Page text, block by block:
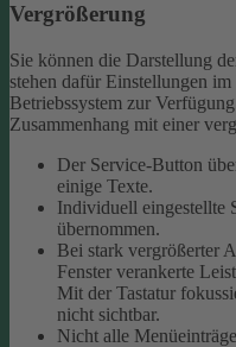
Vergrößerung
Sie können die Darstellung
stehen dafür Einstellungen
Betriebssystem zur
Zusammenhang mit einer
Der Service-Button
einige Texte.
Individuell eingestellte
übernommen.
Bei stark vergrößerter
Fenster verankerte
Mit der Tastatur
nicht sichtbar.
Nicht alle